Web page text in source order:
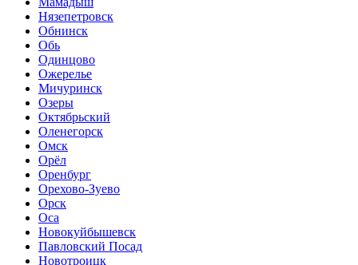
Нязепетровск
Обнинск
Обь
Одинцово
Ожерелье
Мичуринск
Озеры
Октябрьский
Оленегорск
Омск
Орёл
Оренбург
Орехово-Зуево
Орск
Оса
Новокуйбышевск
Павловский Посад
Новотроицк